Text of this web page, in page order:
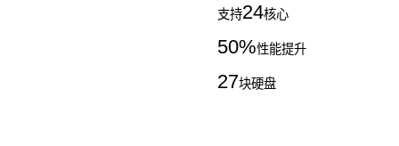
支持24核心
50%性能提升
27块硬盘